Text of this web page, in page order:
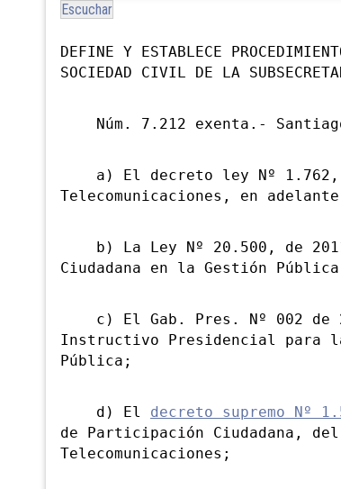
Escuchar
DEFINE Y ESTABLECE
SOCIEDAD CIVIL DE LA
Núm. 7.212 exenta.-
a) El decreto ley Nº 1.762,
Telecomunicaciones, en
b) La Ley Nº 20.500, de
Ciudadana en la Gestión
c) El Gab. Pres. Nº 002 de
Instructivo Presidencial para
Pública;
d) El decreto supremo Nº
de Participación Ciudadana,
Telecomunicaciones;